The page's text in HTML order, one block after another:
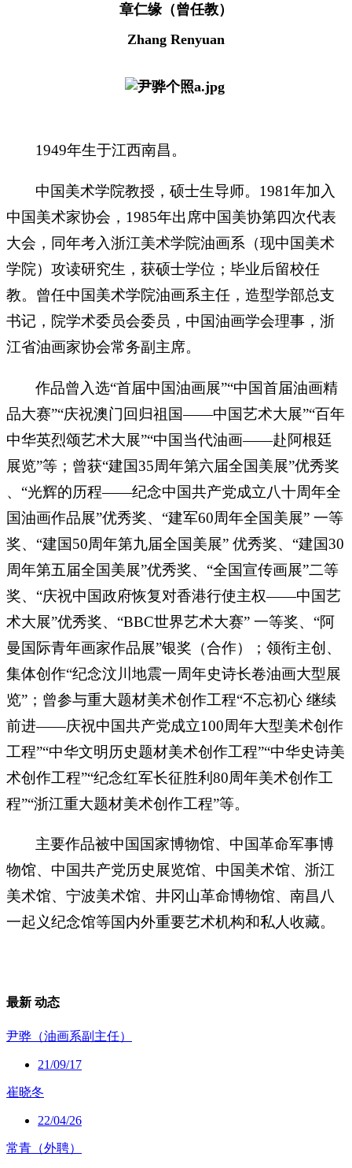
章仁缘（曾任教）
Zhang Renyuan
1949年生于江西南昌。
中国美术学院教授，硕士生导师。1981年加入
中国美术家协会，1985年出席中国美协第四次代表
大会，同年考入浙江美术学院油画系（现中国美术
学院）攻读研究生，获硕士学位；毕业后留校任
教。曾任中国美术学院油画系主任，造型学部总支
书记，院学术委员会委员，中国油画学会理事，浙
江省油画家协会常务副主席。
作品曾入选“首届中国油画展”“中国首届油画精
品大赛”“庆祝澳门回归祖国——中国艺术大展”“百年
中华英烈颂艺术大展”“中国当代油画——赴阿根廷
展览”等；曾获“建国35周年第六届全国美展”优秀奖
、“光辉的历程——纪念中国共产党成立八十周年全
国油画作品展”优秀奖、“建军60周年全国美展” 一等
奖、“建国50周年第九届全国美展” 优秀奖、“建国30
周年第五届全国美展”优秀奖、“全国宣传画展”二等
奖、“庆祝中国政府恢复对香港行使主权——中国艺
术大展”优秀奖、“BBC世界艺术大赛” 一等奖、“阿
曼国际青年画家作品展”银奖（合作）；领衔主创、
集体创作“纪念汶川地震一周年史诗长卷油画大型展
览”；曾参与重大题材美术创作工程“不忘初心 继续
前进——庆祝中国共产党成立100周年大型美术创作
工程”“中华文明历史题材美术创作工程”“中华史诗美
术创作工程”“纪念红军长征胜利80周年美术创作工
程”“浙江重大题材美术创作工程”等。
主要作品被中国国家博物馆、中国革命军事博
物馆、中国共产党历史展览馆、中国美术馆、浙江
美术馆、宁波美术馆、井冈山革命博物馆、南昌八
一起义纪念馆等国内外重要艺术机构和私人收藏。
最新 动态
尹骅（油画系副主任）
21/09/17
崔晓冬
22/04/26
常青（外聘）